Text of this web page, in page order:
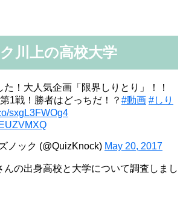
川上の高校大学
！大人気企画「限界しりとり」！！
1戦！勝者はどっちだ！？ #動画 #しり
sxgL3FWOg4
ノック (@QuizKnock) May 20, 2017
んの出身高校と大学について調査しまし